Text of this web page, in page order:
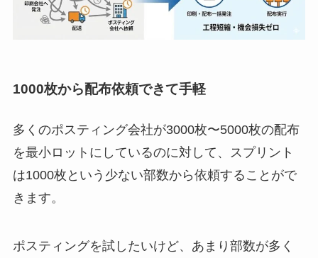
1000枚から配布依頼できて手軽
多くのポスティング会社が3000枚〜5000枚の配布
を最小ロットにしているのに対して、スプリント
は1000枚という少ない部数から依頼することがで
きます。
ポスティングを試したいけど、あまり部数が多く